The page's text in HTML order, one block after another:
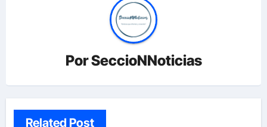
PorSeccioNNoticias
Related Post